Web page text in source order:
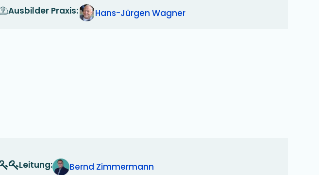
Ausbilder Praxis: Hans-Jürgen Wagner
Leitung:
Bernd Zimmermann